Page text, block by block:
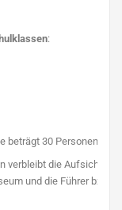
:
beträgt 30 Personen
verbleibt die
und die Führer bzw.